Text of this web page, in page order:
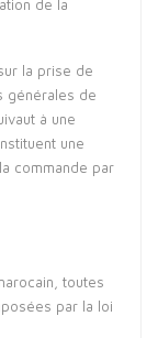
de la
la prise de
générales de
à une
une
commande par
toutes
par la loi